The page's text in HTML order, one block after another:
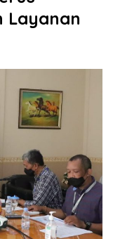
Layanan